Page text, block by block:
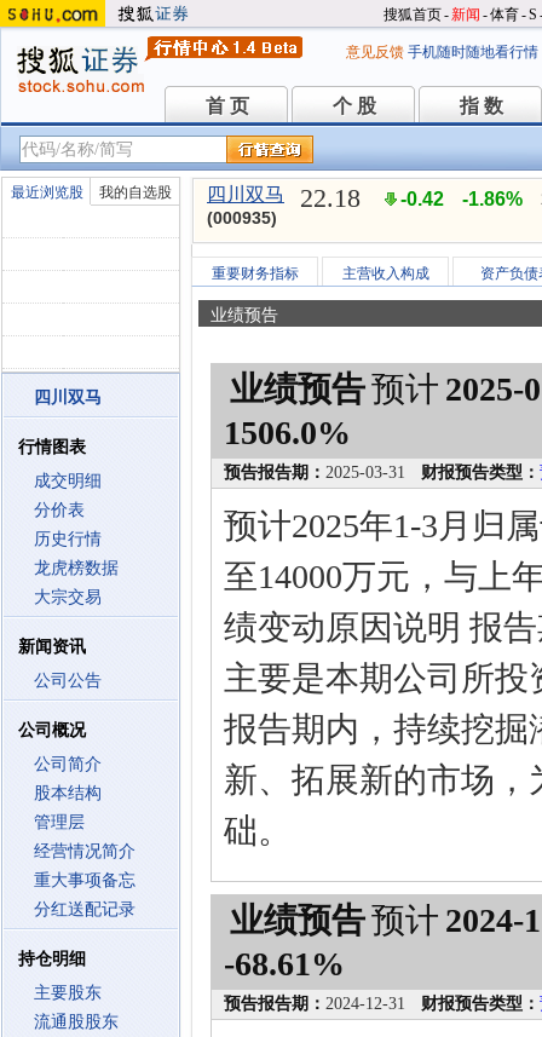
搜狐首页-新闻 -体育-S
意见反馈 手机随时随地看行情
首 页
首 页 个 股
个 股 指 数
指 数
最近浏览股 我的自选股
四川双马
行情图表
成交明细
分价表
历史行情
龙虎榜数据
大宗交易
新闻资讯
公司公告
公司概况
公司简介
股本结构
管理层
经营情况简介
重大事项备忘
分红送配记录
持仓明细
主要股东
流通股股东
四川双马
(000935)
22.18 -0.42 -1.86%
重要财务指标 主营收入构成 资产负债
业绩预告
业绩预告预计 2025-
1506.0%
预告报告期： 2025-03-31 财报预告类型：
预计2025年1-3月归
至14000万元，与上
绩变动原因说明 报
主要是本期公司所
报告期内，持续挖
新、拓展新的市场
础。
业绩预告预计 2024-
-68.61%
预告报告期： 2024-12-31 财报预告类型：